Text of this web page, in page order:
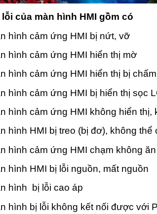
lỗi của màn hình HMI gồm có
hình cảm ứng HMI bị nứt, vỡ
hình cảm ứng HMI hiển thị mờ
hình cảm ứng HMI hiển thị bị
hình cảm ứng HMI bị hiển thị sọc
hình cảm ứng HMI không hiển thị,
hình HMI bị treo (bị đơ), không thể
hình cảm ứng HMI chạm không ăn
hình HMI bị lỗi nguồn, mất nguồn
hình bị lỗi cao áp
hình bị lỗi không kết nối được với